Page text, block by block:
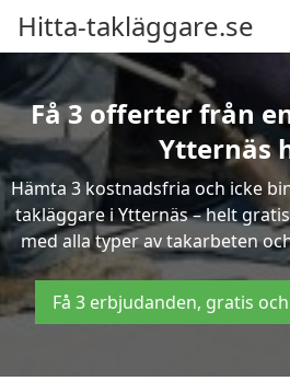
Hitta-takläggare.se
Få 3 offerter från
Ytternäs
Hämta 3 kostnadsfria och icke
takläggare i Ytternäs – helt
med alla typer av takarbeten
Få 3 erbjudanden, gratis